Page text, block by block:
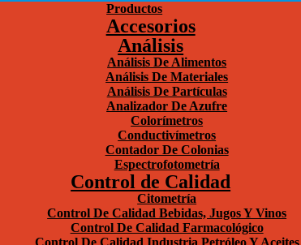
Productos
Accesorios
Análisis
Análisis De Alimentos
Análisis De Materiales
Análisis De Partículas
Analizador De Azufre
Colorímetros
Conductivímetros
Contador De Colonias
Espectrofotometría
Control de Calidad
Citometría
Control De Calidad Bebidas, Jugos Y Vinos
Control De Calidad Farmacológico
Control De Calidad Industria Petróleo Y Aceites